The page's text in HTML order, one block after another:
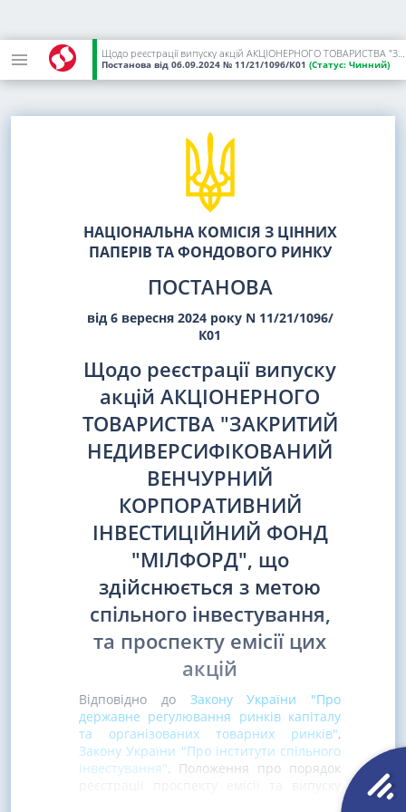
Щодо реєстрації випуску акцій АКЦІОНЕРНОГО ТОВАРИСТВА "ЗАКРИТИЙ НЕДИВЕРСИФІКОВАНИЙ ВЕНЧУРНИЙ КОРПОРАТИВНИЙ ІНВЕСТИЦІЙНИЙ ФОНД "МІЛФОРД", що здійснюється з метою спільного інвестування, та проспекту емісії цих акцій
Постанова від 06.09.2024 № 11/21/1096/К01 (Статус: Чинний)
НАЦІОНАЛЬНА КОМІСІЯ З ЦІННИХ
ПАПЕРІВ ТА ФОНДОВОГО РИНКУ
ПОСТАНОВА
від 6 вересня 2024 року N 11/21/1096/
К01
Щодо реєстрації випуску
акцій АКЦІОНЕРНОГО
ТОВАРИСТВА "ЗАКРИТИЙ
НЕДИВЕРСИФІКОВАНИЙ
ВЕНЧУРНИЙ
КОРПОРАТИВНИЙ
ІНВЕСТИЦІЙНИЙ ФОНД
"МІЛФОРД", що
здійснюється з метою
спільного інвестування,
та проспекту емісії цих
акцій
Відповідно до Закону України "Про
державне регулювання ринків капіталу
та організованих товарних ринків",
Закону України "Про інститути спільного
інвестування", Положення про порядок